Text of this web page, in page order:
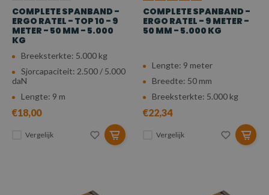
COMPLETE SPANBAND -
ERGO RATEL - TOP 10 - 9
METER - 50 MM - 5.000
KG
Breeksterkte: 5.000 kg
Sjorcapaciteit: 2.500 / 5.000
daN
Lengte: 9 m
€18,00
Vergelijk
COMPLETE SPANBAND -
ERGO RATEL - 9 METER -
50 MM - 5.000 KG
Lengte: 9 meter
Breedte: 50 mm
Breeksterkte: 5.000 kg
€22,34
Vergelijk